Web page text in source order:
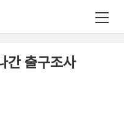
간 출구조사